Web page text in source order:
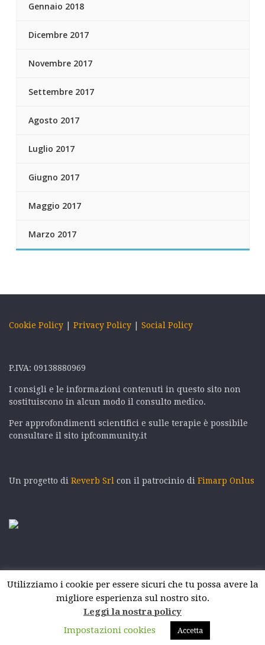
Gennaio 2018
Dicembre 2017
Novembre 2017
Settembre 2017
Agosto 2017
Luglio 2017
Giugno 2017
Maggio 2017
Marzo 2017
Cookie Policy Privacy Policy Social Policy
P.IVA: 09138880969
I consigli e le informazioni contenuti in questo sito non
sostituiscono in alcun modo il consulto medico.
Per approfondimenti scientifici e sulle terapie è possibile
consultare il sito ipfcommunity.it
Un progetto di Reverb Srl con il patrocinio di Fimarp Onlus
Seguici:
Utilizziamo i cookie per essere sicuri che tu possa avere la
migliore esperienza sul nostro sito.
Leggi la nostra policy
Impostazioni cookies
Accetta